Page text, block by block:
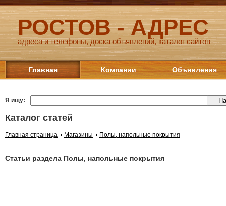
РОСТОВ - АДРЕС
адреса и телефоны, доска объявлений, каталог сайтов
Главная Компании Объявления
Я ищу:
Каталог статей
Главная страница Магазины Полы, напольные покрытия
Статьи раздела Полы, напольные покрытия